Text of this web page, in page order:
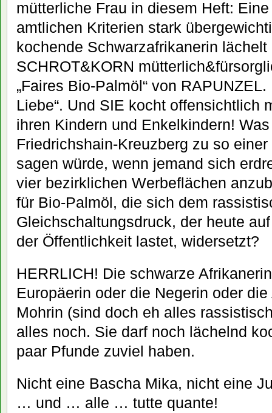
mütterliche Frau in diesem Heft:
amtlichen Kriterien stark
kochende Schwarzafrikanerin lächelt
SCHROT&KORN
„Faires Bio-Palmöl“ von
Liebe“. Und SIE kocht offensichtlich
ihren Kindern und Enkelkindern!
Friedrichshain-Kreuzberg zu so
sagen würde, wenn jemand sich
vier bezirklichen Werbeflächen
für Bio-Palmöl, die sich dem
Gleichschaltungsdruck, der heute
der Öffentlichkeit lastet, widersetzt?
HERRLICH! Die schwarze
Europäerin oder die Negerin oder
Mohrin (sind doch eh alles
alles noch. Sie darf noch lächelnd
paar Pfunde zuviel haben.
Nicht eine Bascha Mika, nicht eine
… und … alle … tutte quante!